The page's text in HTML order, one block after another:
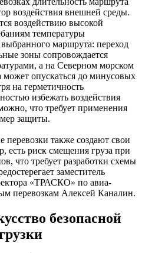
воздействия внешней среды.
воздействию высокой
температуры
маршрута: переход
зоны сопровождается
а на Северном морском
может опускаться до минусовых
на герметичность
избежать воздействия
что требует применения
защиты.
также создают свои
есть риск смещения груза при
что требует разработки схемы
заместитель
«ТРАСКО» по авиа-
перевозкам Алексей Каналин.
безопасной